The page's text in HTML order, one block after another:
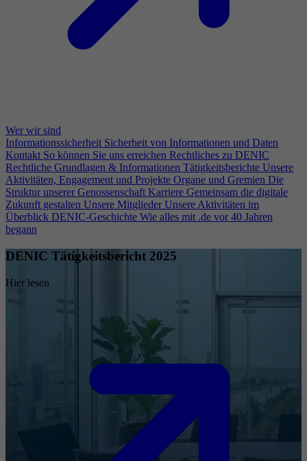
Wer wir sind
Informationssicherheit Sicherheit von Informationen und Daten
Kontakt So können Sie uns erreichen Rechtliches zu DENIC
Rechtliche Grundlagen & Informationen Tätigkeitsberichte Unsere
Aktivitäten, Engagement und Projekte Organe und Gremien Die
Struktur unserer Genossenschaft Karriere Gemeinsam die digitale
Zukunft gestalten Unsere Mitglieder Unsere Aktivitäten im
Überblick DENIC-Geschichte Wie alles mit .de vor 40 Jahren
begann
DENIC Tätigkeitsbericht 2025
Hier lesen